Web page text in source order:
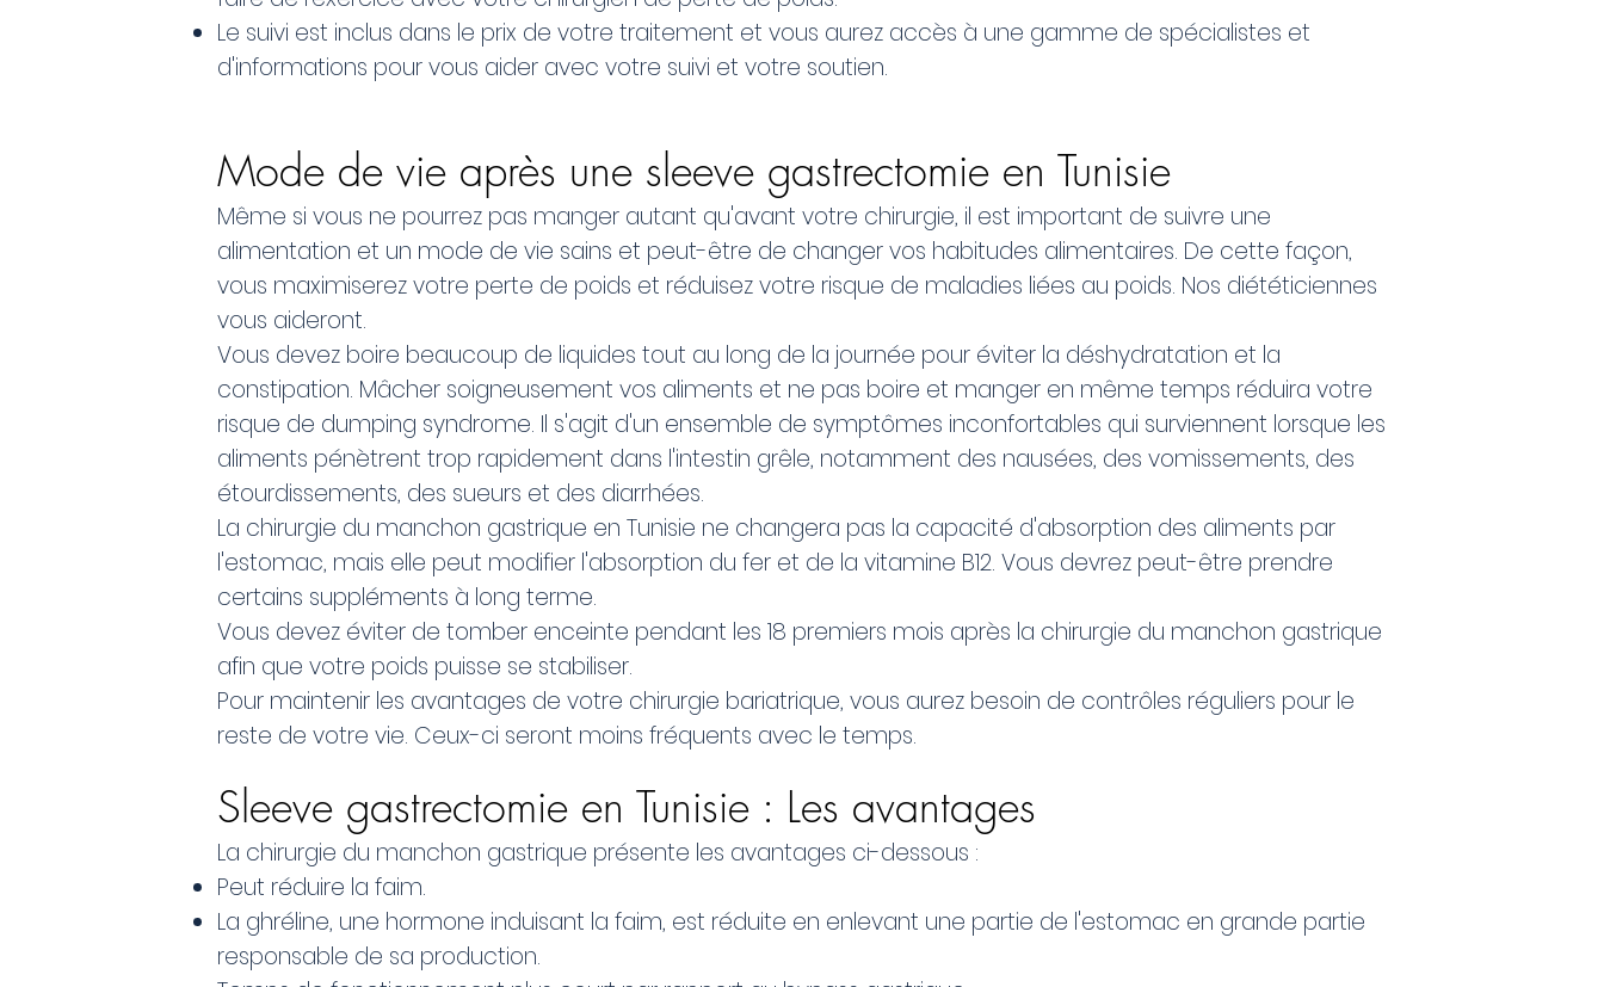
Le suivi est inclus dans le prix de votre traitement et vous aurez accès à une gamme de spécialistes et
d'informations pour vous aider avec votre suivi et votre soutien.
Mode de vie après une sleeve gastrectomie en Tunisie
Même si vous ne pourrez pas manger autant qu'avant votre chirurgie, il est important de suivre une
alimentation et un mode de vie sains et peut-être de changer vos habitudes alimentaires. De cette façon,
vous maximiserez votre perte de poids et réduisez votre risque de maladies liées au poids. Nos diététiciennes
vous aideront.
Vous devez boire beaucoup de liquides tout au long de la journée pour éviter la déshydratation et la
constipation. Mâcher soigneusement vos aliments et ne pas boire et manger en même temps réduira votre
risque de dumping syndrome. Il s'agit d'un ensemble de symptômes inconfortables qui surviennent lorsque les
aliments pénètrent trop rapidement dans l'intestin grêle, notamment des nausées, des vomissements, des
étourdissements, des sueurs et des diarrhées.
La chirurgie du manchon gastrique en Tunisie ne changera pas la capacité d'absorption des aliments par
l'estomac, mais elle peut modifier l'absorption du fer et de la vitamine B12. Vous devrez peut-être prendre
certains suppléments à long terme.
Vous devez éviter de tomber enceinte pendant les 18 premiers mois après la chirurgie du manchon gastrique
afin que votre poids puisse se stabiliser.
Pour maintenir les avantages de votre chirurgie bariatrique, vous aurez besoin de contrôles réguliers pour le
reste de votre vie. Ceux-ci seront moins fréquents avec le temps.
Sleeve gastrectomie en Tunisie : Les avantages
La chirurgie du manchon gastrique présente les avantages ci-dessous :
Peut réduire la faim.
La ghréline, une hormone induisant la faim, est réduite en enlevant une partie de l'estomac en grande partie
responsable de sa production.